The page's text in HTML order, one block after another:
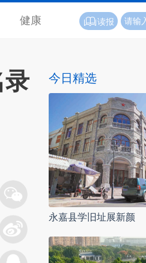
健康 读报
录 今日精选
永嘉县学旧址展新颜